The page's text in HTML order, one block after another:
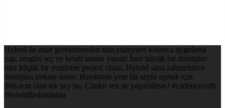
Hybrid ile astar gerektirmeden tüm yüzeylere kolayca uygulama
yap, rengini seç ve kendi tarzını yansıt! İster büyük bir dönüşüm
ister küçük bir yenileme projesi olsun, Hybrid sana zahmetsizce
dönüşüm imkanı sunar. Hayatında yeni bir sayfa açmak için
ihtiyacın olan tek şey bu. Çünkü sen de yapabilirsin! #cadencecraft
#hybridiledönüşüm